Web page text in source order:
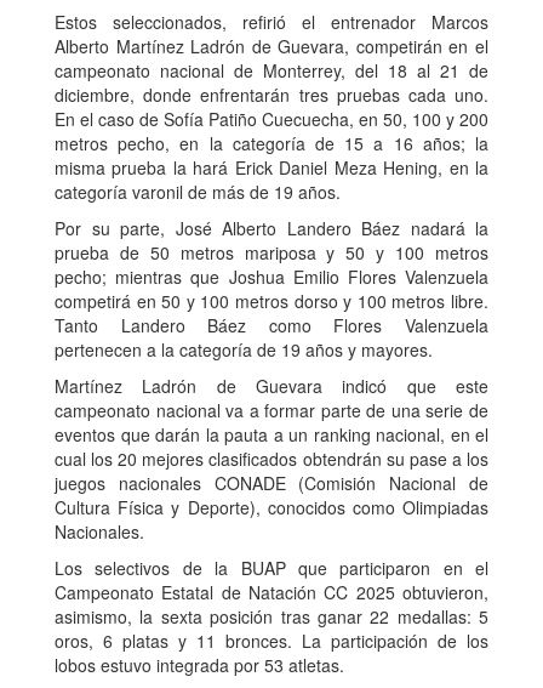
Estos seleccionados, refirió el entrenador Marcos
Alberto Martínez Ladrón de Guevara, competirán en el
campeonato nacional de Monterrey, del 18 al 21 de
diciembre, donde enfrentarán tres pruebas cada uno.
En el caso de Sofía Patiño Cuecuecha, en 50, 100 y 200
metros pecho, en la categoría de 15 a 16 años; la
misma prueba la hará Erick Daniel Meza Hening, en la
categoría varonil de más de 19 años.
Por su parte, José Alberto Landero Báez nadará la
prueba de 50 metros mariposa y 50 y 100 metros
pecho; mientras que Joshua Emilio Flores Valenzuela
competirá en 50 y 100 metros dorso y 100 metros libre.
Tanto Landero Báez como Flores Valenzuela
pertenecen a la categoría de 19 años y mayores.
Martínez Ladrón de Guevara indicó que este
campeonato nacional va a formar parte de una serie de
eventos que darán la pauta a un ranking nacional, en el
cual los 20 mejores clasificados obtendrán su pase a los
juegos nacionales CONADE (Comisión Nacional de
Cultura Física y Deporte), conocidos como Olimpiadas
Nacionales.
Los selectivos de la BUAP que participaron en el
Campeonato Estatal de Natación CC 2025 obtuvieron,
asimismo, la sexta posición tras ganar 22 medallas: 5
oros, 6 platas y 11 bronces. La participación de los
lobos estuvo integrada por 53 atletas.